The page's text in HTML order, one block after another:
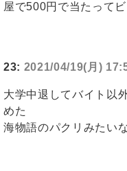
屋で500円で当たって
23: 2021/04/19(月)
大学中退してバイト以
めた
海物語のパクリみたい